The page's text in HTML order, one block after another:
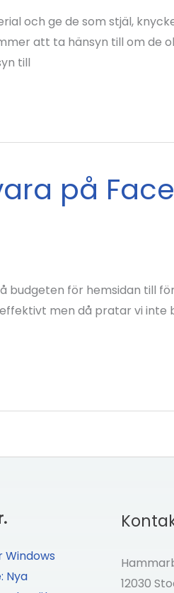
och ge de som stjäl,
att ta hänsyn till om de
till
på
för hemsidan till
men då pratar vi inte
Windows
Nya
12030